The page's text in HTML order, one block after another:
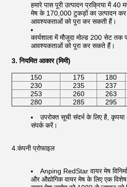
हमारे पास पूरी उत्पादन प्रक्रिया में 40
मेष के 170,000 टुकड़ों का उत्पादन
आवश्यकताओं को पूरा कर सकती हैं।
कार्यशाला में मौजूदा मोल्ड 200 सेट
आवश्यकताओं को पूरा कर सकते हैं।
3. नियमित आकार (मिमी)
150 175 180
230
235 237
253
260 263
280
285 295
उपरोक्त सूची संदर्भ के लिए है,
संपर्क करें।
4.कंपनी प्रोफाइल
Anping RedStar वायर मेष
और औद्योगिक वायर मेष के लिए एक विशेष